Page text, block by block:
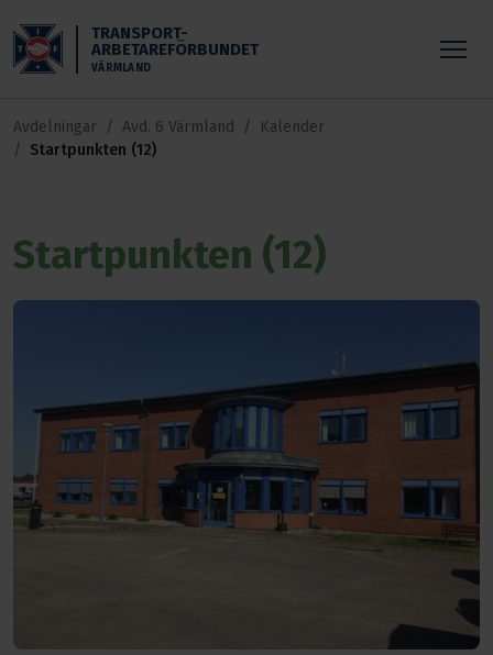
TRANSPORT-
ARBETAREFÖRBUNDET
VÄRMLAND
Avdelningar Avd. 6 Värmland
Kalender
Startpunkten (12)
Startpunkten (12)